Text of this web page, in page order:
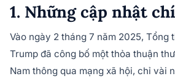
1. Những cập nhật
Vào ngày 2 tháng 7 năm 2025, Tổng
Trump đã công bố một thỏa thuận
Nam thông qua mạng xã hội, chỉ vài